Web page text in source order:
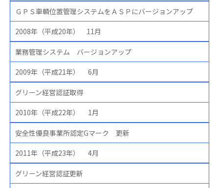
ＧＰＳ車輌位置管理システムをＡＳＰにバージョンアップ
2008年（平成20年） 11月
業務管理システム バージョンアップ
2009年（平成21年） 6月
グリーン経営認証取得
2010年（平成22年） 1月
安全性優良事業所認定Gマーク 更新
2011年（平成23年） 4月
グリーン経営認証更新